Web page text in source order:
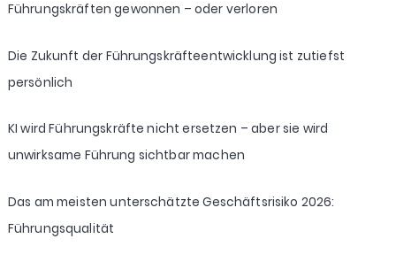
Führungskräften gewonnen – oder verloren
Die Zukunft der Führungskräfteentwicklung ist zutiefst
persönlich
KI wird Führungskräfte nicht ersetzen – aber sie wird
unwirksame Führung sichtbar machen
Das am meisten unterschätzte Geschäftsrisiko 2026:
Führungsqualität